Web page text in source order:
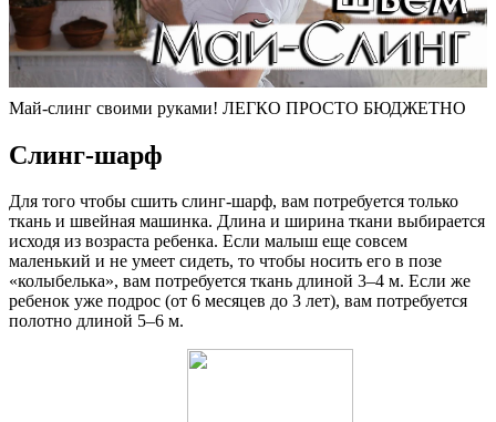
Май-слинг своими руками! ЛЕГКО ПРОСТО БЮДЖЕТНО
Слинг-шарф
Для того чтобы сшить слинг-шарф, вам потребуется только
ткань и швейная машинка. Длина и ширина ткани выбирается
исходя из возраста ребенка. Если малыш еще совсем
маленький и не умеет сидеть, то чтобы носить его в позе
«колыбелька», вам потребуется ткань длиной 3–4 м. Если же
ребенок уже подрос (от 6 месяцев до 3 лет), вам потребуется
полотно длиной 5–6 м.